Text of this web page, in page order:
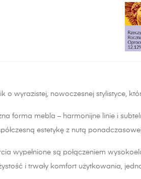
o wyrazistej, nowoczesnej stylistyce,
forma mebla – harmonijne linie i
estetykę z nutą
wypełnione są połączeniem
i trwały komfort użytkowania,